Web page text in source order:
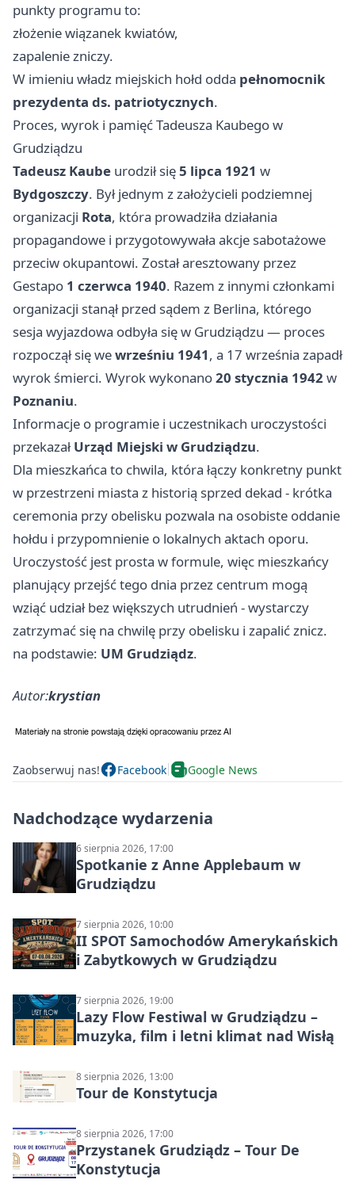
punkty programu to:
złożenie wiązanek kwiatów,
zapalenie zniczy.
W imieniu władz miejskich hołd odda pełnomocnik
prezydenta ds. patriotycznych.
Proces, wyrok i pamięć Tadeusza Kaubego w
Grudziądzu
Tadeusz Kaube urodził się5 lipca 1921 w
Bydgoszczy. Był jednym z założycieli podziemnej
organizacji Rota, która prowadziła działania
propagandowe i przygotowywała akcje sabotażowe
przeciw okupantowi. Został aresztowany przez
Gestapo 1 czerwca 1940. Razem z innymi członkami
organizacji stanął przed sądem z Berlina, którego
sesja wyjazdowa odbyła się w Grudziądzu — proces
rozpoczął się wewrześniu 1941, a 17 września zapadł
wyrok śmierci. Wyrok wykonano20 stycznia 1942 w
Poznaniu.
Informacje o programie i uczestnikach uroczystości
przekazałUrząd Miejski w Grudziądzu.
Dla mieszkańca to chwila, która łączy konkretny punkt
w przestrzeni miasta z historią sprzed dekad - krótka
ceremonia przy obelisku pozwala na osobiste oddanie
hołdu i przypomnienie o lokalnych aktach oporu.
Uroczystość jest prosta w formule, więc mieszkańcy
planujący przejść tego dnia przez centrum mogą
wziąć udział bez większych utrudnień - wystarczy
zatrzymać się na chwilę przy obelisku i zapalić znicz.
na podstawie: UM Grudziądz.
Autor:krystian
Zaobserwuj nas! Facebook Google News
Nadchodzące wydarzenia
6 sierpnia 2026, 17:00
Spotkanie z Anne Applebaum w
Grudziądzu
7 sierpnia 2026, 10:00
II SPOT Samochodów Amerykańskich
i Zabytkowych w Grudziądzu
7 sierpnia 2026, 19:00
Lazy Flow Festiwal w Grudziądzu –
muzyka, film i letni klimat nad Wisłą
8 sierpnia 2026, 13:00
Tour de Konstytucja
8 sierpnia 2026, 17:00
Przystanek Grudziądz – Tour De
Konstytucja